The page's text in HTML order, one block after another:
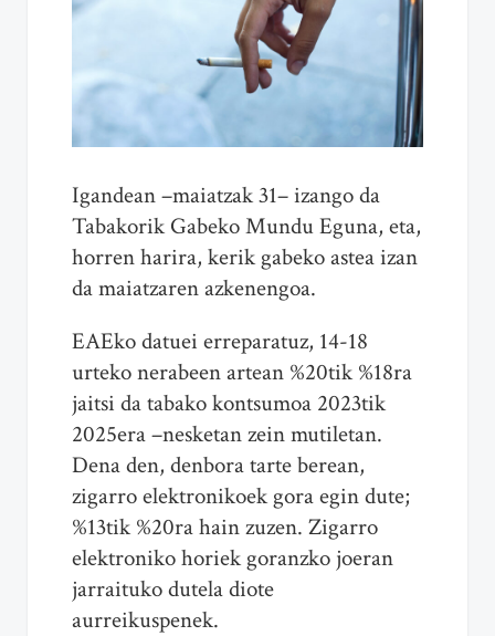
Igandean –maiatzak 31– izango da
Tabakorik Gabeko Mundu Eguna, eta,
horren harira, kerik gabeko astea izan
da maiatzaren azkenengoa.
EAEko datuei erreparatuz, 14-18
urteko nerabeen artean %20tik %18ra
jaitsi da tabako kontsumoa 2023tik
2025era –nesketan zein mutiletan.
Dena den, denbora tarte berean,
zigarro elektronikoek gora egin dute;
%13tik %20ra hain zuzen. Zigarro
elektroniko horiek goranzko joeran
jarraituko dutela diote
aurreikuspenek.